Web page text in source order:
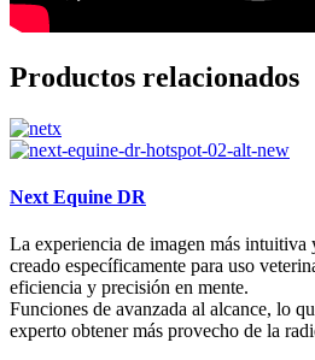
Productos relacionados
Next Equine DR
La experiencia de imagen más intuitiva
creado específicamente para uso
eficiencia y precisión en mente.
Funciones de avanzada al alcance, lo
experto obtener más provecho de la